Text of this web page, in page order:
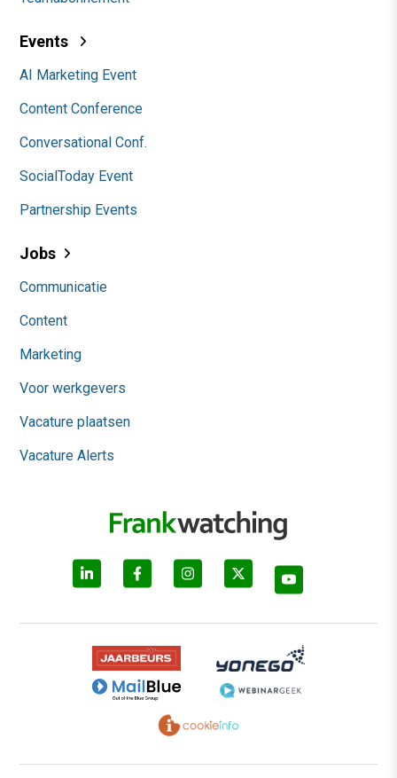
Events
AI Marketing Event
Content Conference
Conversational Conf.
SocialToday Event
Partnership Events
Jobs
Communicatie
Content
Marketing
Voor werkgevers
Vacature plaatsen
Vacature Alerts